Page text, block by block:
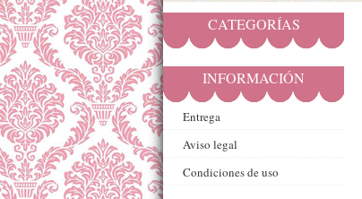
CATEGORÍAS
INFORMACIÓN
Entrega
Aviso legal
Condiciones de uso